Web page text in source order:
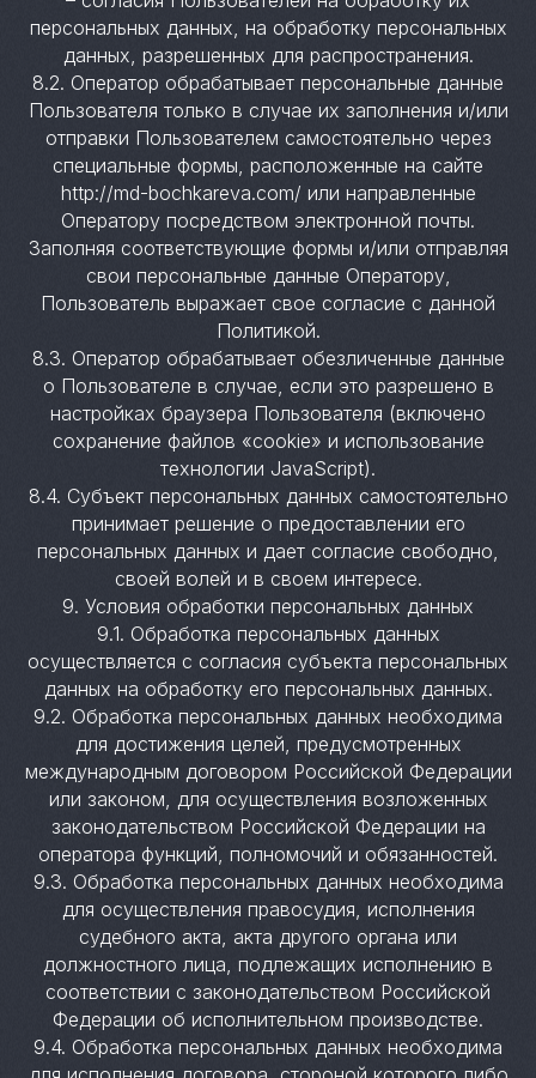
персональных данных, на обработку персональных
данных, разрешенных для распространения.
8.2. Оператор обрабатывает персональные данные
Пользователя только в случае их заполнения и/или
отправки Пользователем самостоятельно через
специальные формы, расположенные на сайте
http://md-bochkareva.com/ или направленные
Оператору посредством электронной почты.
Заполняя соответствующие формы и/или отправляя
свои персональные данные Оператору,
Пользователь выражает свое согласие с данной
Политикой.
8.3. Оператор обрабатывает обезличенные данные
о Пользователе в случае, если это разрешено в
настройках браузера Пользователя (включено
сохранение файлов «cookie» и использование
технологии JavaScript).
8.4. Субъект персональных данных самостоятельно
принимает решение о предоставлении его
персональных данных и дает согласие свободно,
своей волей и в своем интересе.
9. Условия обработки персональных данных
9.1. Обработка персональных данных
осуществляется с согласия субъекта персональных
данных на обработку его персональных данных.
9.2. Обработка персональных данных необходима
для достижения целей, предусмотренных
международным договором Российской Федерации
или законом, для осуществления возложенных
законодательством Российской Федерации на
оператора функций, полномочий и обязанностей.
9.3. Обработка персональных данных необходима
для осуществления правосудия, исполнения
судебного акта, акта другого органа или
должностного лица, подлежащих исполнению в
соответствии с законодательством Российской
Федерации об исполнительном производстве.
9.4. Обработка персональных данных необходима